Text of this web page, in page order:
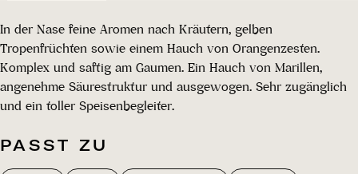
In der Nase feine Aromen nach Kräutern, gelben
Tropenfrüchten sowie einem Hauch von Orangenzesten.
Komplex und saftig am Gaumen. Ein Hauch von Marillen,
angenehme Säurestruktur und ausgewogen. Sehr zugänglich
und ein toller Speisenbegleiter.
PASST ZU